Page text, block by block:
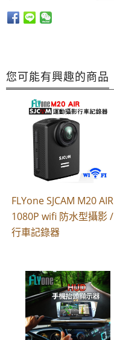
您可能有興趣的商品
FLYone SJCAM M20 AIR
1080P wifi 防水型攝影 /
行車記錄器